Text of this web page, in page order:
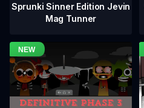
Sprunki Sinner Edition Jevin
Mag Tunner